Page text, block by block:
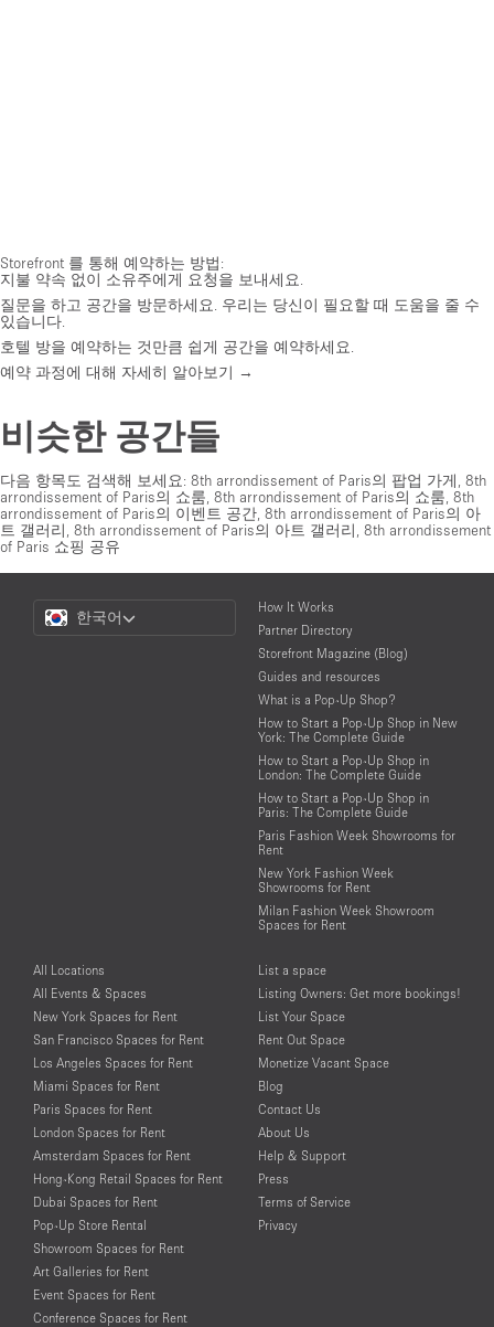
Storefront 를 통해 예약하는 방법:
지불 약속 없이 소유주에게 요청을 보내세요.
질문을 하고 공간을 방문하세요. 우리는 당신이 필요할 때 도움을 줄 수
있습니다.
호텔 방을 예약하는 것만큼 쉽게 공간을 예약하세요.
예약 과정에 대해 자세히 알아보기 →
비슷한 공간들
다음 항목도 검색해 보세요: 8th arrondissement of Paris의 팝업 가게 8th
arrondissement of Paris의 쇼룸 8th arrondissement of Paris의 쇼룸 8th
arrondissement of Paris의 이벤트 공간 8th arrondissement of Paris의 아
트 갤러리 8th arrondissement of Paris의 아트 갤러리 8th arrondissement
of Paris 쇼핑 공유
Choose
Language
한국어
How It Works
Partner Directory
Storefront Magazine (Blog)
Guides and resources
What is a Pop-Up Shop?
How to Start a Pop-Up Shop in New
York: The Complete Guide
How to Start a Pop-Up Shop in
London: The Complete Guide
How to Start a Pop-Up Shop in
Paris: The Complete Guide
Paris Fashion Week Showrooms for
Rent
New York Fashion Week
Showrooms for Rent
Milan Fashion Week Showroom
Spaces for Rent
All Locations
All Events & Spaces
New York Spaces for Rent
San Francisco Spaces for Rent
Los Angeles Spaces for Rent
Miami Spaces for Rent
Paris Spaces for Rent
London Spaces for Rent
Amsterdam Spaces for Rent
Hong-Kong Retail Spaces for Rent
Dubai Spaces for Rent
Pop-Up Store Rental
Showroom Spaces for Rent
Art Galleries for Rent
Event Spaces for Rent
Conference Spaces for Rent
List a space
Listing Owners: Get more bookings!
List Your Space
Rent Out Space
Monetize Vacant Space
Blog
Contact Us
About Us
Help & Support
Press
Terms of Service
Privacy